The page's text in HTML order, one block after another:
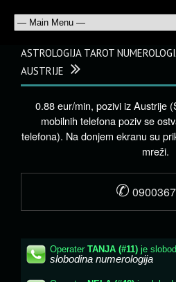
ASTROLOGIJA TAROT
AUSTRIJE
0.88 eur/min, pozivi iz Austrije
mobilnih telefona poziv se
telefona). Na donjem ekranu su
mreži.
✆